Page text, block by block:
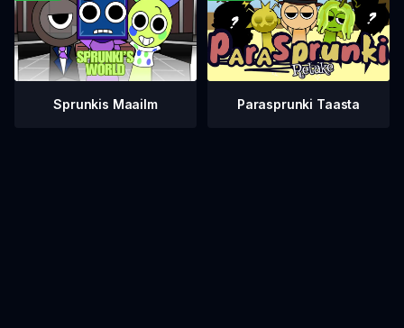
Sprunkis Maailm Parasprunki Taasta